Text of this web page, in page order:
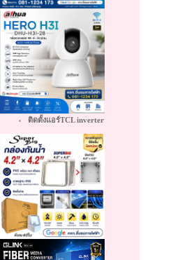
ติดตั้งแอร์TCL inverter